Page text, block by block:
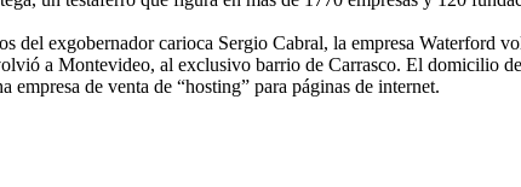
del exgobernador carioca Sergio Cabral, la empresa Waterford
a Montevideo, al exclusivo barrio de Carrasco. El domicilio
de venta de “hosting” para páginas de internet.